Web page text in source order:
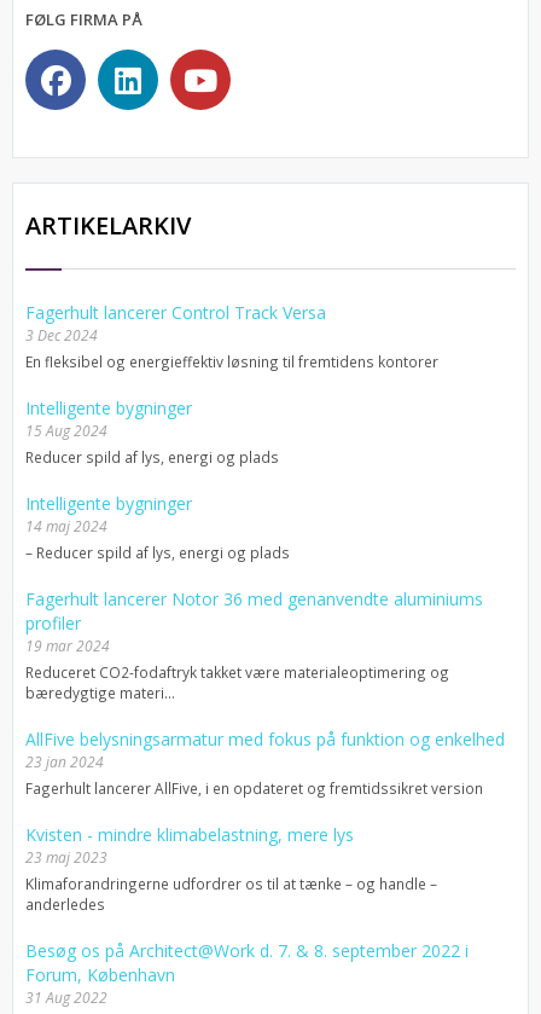
FØLG FIRMA PÅ
ARTIKELARKIV
Fagerhult lancerer Control Track Versa
3 Dec 2024
En fleksibel og energieffektiv løsning til fremtidens kontorer
Intelligente bygninger
15 Aug 2024
Reducer spild af lys, energi og plads
Intelligente bygninger
14 maj 2024
– Reducer spild af lys, energi og plads
Fagerhult lancerer Notor 36 med genanvendte aluminiums
profiler
19 mar 2024
Reduceret CO2-fodaftryk takket være materialeoptimering og
bæredygtige materi...
AllFive belysningsarmatur med fokus på funktion og enkelhed
23 jan 2024
Fagerhult lancerer AllFive, i en opdateret og fremtidssikret version
Kvisten - mindre klimabelastning, mere lys
23 maj 2023
Klimaforandringerne udfordrer os til at tænke – og handle –
anderledes
Besøg os på Architect@Work d. 7. & 8. september 2022 i
Forum, København
31 Aug 2022